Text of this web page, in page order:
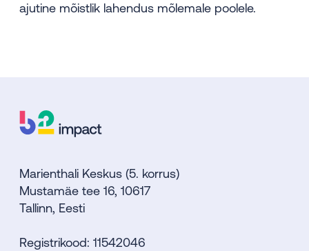
ajutine mõistlik lahendus mõlemale poolele.
Marienthali Keskus (5. korrus)
Mustamäe tee 16, 10617
Tallinn, Eesti
Registrikood: 11542046